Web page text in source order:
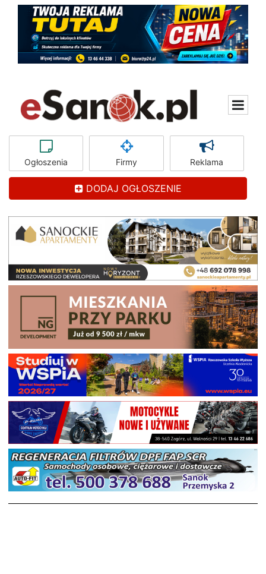
Ogłoszenia Firmy Reklama
DODAJ OGŁOSZENIE